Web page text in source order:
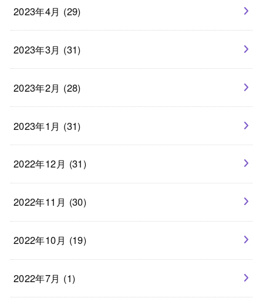
2023年4月 (29)
2023年3月 (31)
2023年2月 (28)
2023年1月 (31)
2022年12月 (31)
2022年11月 (30)
2022年10月 (19)
2022年7月 (1)